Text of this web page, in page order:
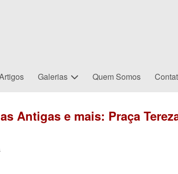
Galerias Quem Somos
Antigas e mais: Praça